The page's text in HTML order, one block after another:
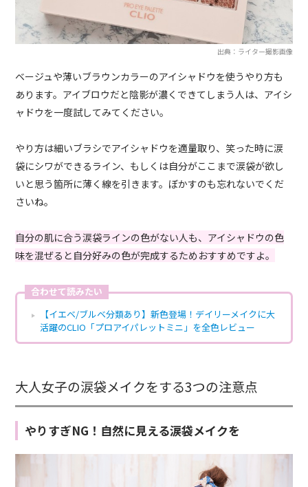
出典：ライター撮影画像
ベージュや薄いブラウンカラーのアイシャドウを使うやり方も
あります。アイブロウだと陰影が濃くできてしまう人は、アイシ
ャドウを一度試してみてください。
やり方は細いブラシでアイシャドウを適量取り、笑った時に涙
袋にシワができるライン、もしくは自分がここまで涙袋が欲し
いと思う箇所に薄く線を引きます。ぼかすのも忘れないでくだ
さいね。
自分の肌に合う涙袋ラインの色がない人も、アイシャドウの色
味を混ぜると自分好みの色が完成するためおすすめですよ。
合わせて読みたい
【イエベ/ブルベ分類あり】新色登場！デイリーメイクに大
活躍のCLIO「プロアイパレットミニ」を全色レビュー
大人女子の涙袋メイクをする3つの注意点
やりすぎNG！自然に見える涙袋メイクを